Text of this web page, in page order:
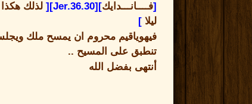
[فــــانـــدايك][Jer.36.30][ لذلك
ليلا ]
فيهوياقيم محروم ان يمسح ملك
تنطبق على المسيح ..
أنتهى بفضل الله